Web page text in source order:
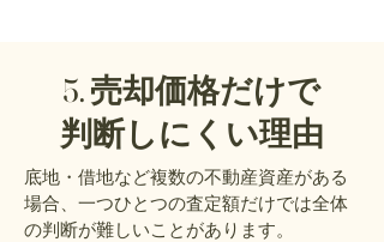
5. 売却価格だけで
判断しにくい理由
底地・借地など複数の不動産資産がある
場合、一つひとつの査定額だけでは全体
の判断が難しいことがあります。